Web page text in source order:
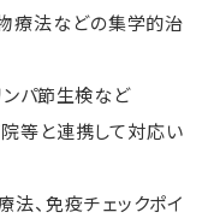
療法などの集学的治
ンパ節生検など
等と連携して対応い
法、免疫チェックポイ